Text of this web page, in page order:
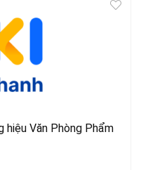
hiệu Văn Phòng Phẩm